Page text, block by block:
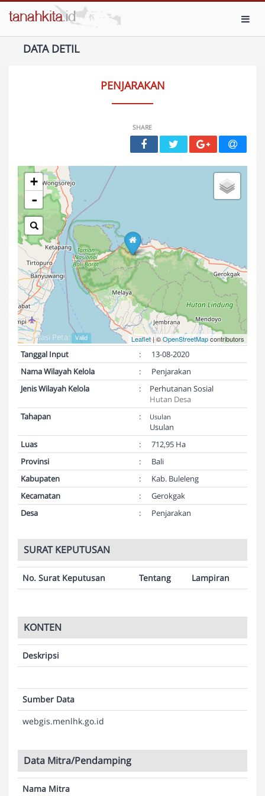
DATA DETIL
PENJARAKAN
SHARE
+
-
Leaflet| ©OpenStreetMapcontributors
Validasi Peta: Valid
Tanggal Input :
13-08-2020
Nama Wilayah Kelola
:
Penjarakan
Jenis Wilayah Kelola
:
Perhutanan Sosial
Hutan Desa
Tahapan
: Usulan
Usulan
Luas
:
712,95 Ha
Provinsi
:
Bali
Kabupaten
:
Kab. Buleleng
Kecamatan
:
Gerokgak
Desa
: Penjarakan
SURAT KEPUTUSAN
No. Surat Keputusan Tentang Lampiran
KONTEN
Deskripsi
Sumber Data
webgis.menlhk.go.id
Data Mitra/Pendamping
Nama Mitra